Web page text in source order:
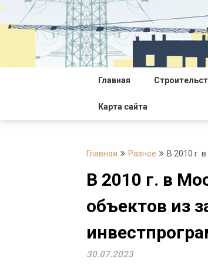
Перейти
содержимому
Главная
Карта сайта
Главная Разное В 2010 г.
В 2010 г. в
объектов из
30.07.2023